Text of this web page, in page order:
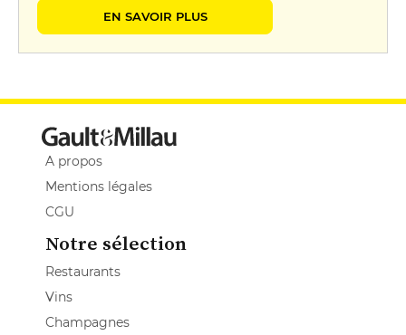
EN SAVOIR PLUS
A propos
Mentions légales
CGU
Notre sélection
Restaurants
Vins
Champagnes